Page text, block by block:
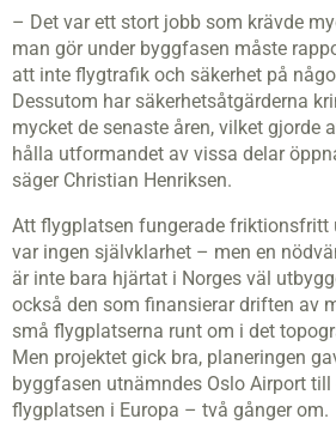
– Det var ett stort jobb som krävde
man gör under byggfasen måste
att inte flygtrafik och säkerhet på
Dessutom har säkerhetsåtgärderna
mycket de senaste åren, vilket gjorde
hålla utformandet av vissa delar
säger Christian Henriksen.
Att flygplatsen fungerade friktionsfritt
var ingen självklarhet – men en
är inte bara hjärtat i Norges väl
också den som finansierar driften av
små flygplatserna runt om i det
Men projektet gick bra, planeringen
byggfasen utnämndes Oslo Airport
flygplatsen i Europa – två gånger om.